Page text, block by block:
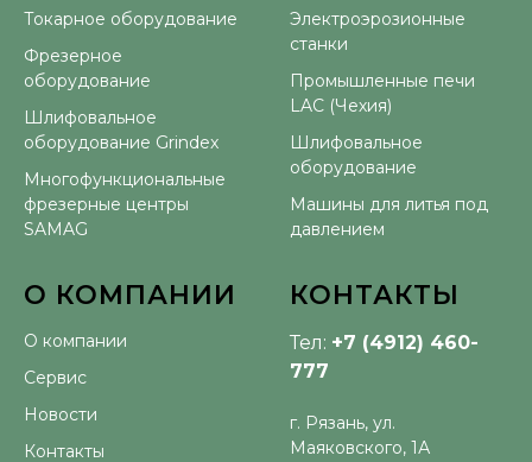
Токарное оборудование
Фрезерное
оборудование
Шлифовальное
оборудование Grindex
Многофункциональные
фрезерные центры
SAMAG
Электроэрозионные
станки
Промышленные печи
LAC (Чехия)
Шлифовальное
оборудование
Машины для литья под
давлением
О КОМПАНИИ
О компании
Сервис
Новости
Контакты
КОНТАКТЫ
Тел: +7 (4912) 460-
777
г. Рязань, ул.
Маяковского, 1А